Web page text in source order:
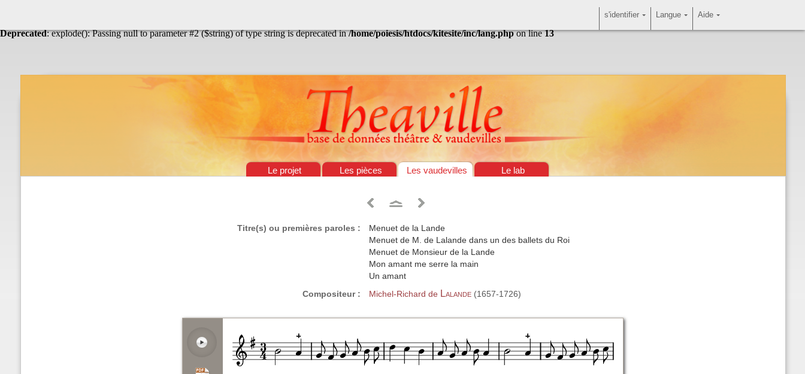
Deprecated: explode(): Passing null to parameter #2 ($string) of type string is deprecated in/home/poiesis/htdocs/kitesite/inc/lang.phpon line13
Théâtre & vaudevilles
Le projet Les pièces Les vaudevilles Le lab
Titre(s) ou premières paroles :
Menuet de la Lande
Menuet de M. de Lalande dans un des ballets du Roi
Menuet de Monsieur de la Lande
Mon amant me serre la main
Un amant
Compositeur :
Michel-Richard de Lalande (1657-1726)
Aide
Langue
s'identifier